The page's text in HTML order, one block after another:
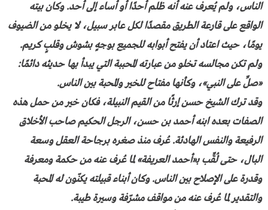
الناس، ولم يُعرف عنه أنه ظلم أحدًا أو أساء إلى أحد. وكان بيته
الواقع على قارعة الطريق مقصدًا لكل عابر سبيل، لا يخلو من الضيوف
يومًا، حيث اعتاد أن يفتح أبوابه للجميع بوجهٍ بشوش وقلبٍ كريم.
ولم تكن مجالسه تخلو من عبارته المحببة التي يبدأ بها حديثه دائمًا:
«صلِّ على النبي»، وكأنها مفتاح للخير والمحبة بين الناس.
وقد ترك الشيخ حسن إرثًا من القيم النبيلة، فكان خير من حمل هذه
الصفات بعده ابنه أحمد بن حسن، الرجل الحكيم صاحب الأخلاق
الرفيعة والنفس الهادئة. عُرف منذ صغره برجاحة العقل وسعة
البال، حتى لُقِّب بـ«أحمد العريفة» لما عُرف عنه من حكمة ومعرفة
وقدرة على الإصلاح بين الناس. وكان أبناء قبيلته يكنّون له المحبة
والتقدير لما عُرف عنه من مواقف مشرّفة وسيرة طيبة.